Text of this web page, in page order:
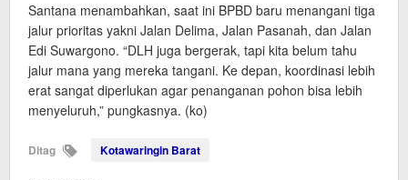
Santana menambahkan, saat ini BPBD baru menangani tiga
jalur prioritas yakni Jalan Delima, Jalan Pasanah, dan Jalan
Edi Suwargono. “DLH juga bergerak, tapi kita belum tahu
jalur mana yang mereka tangani. Ke depan, koordinasi lebih
erat sangat diperlukan agar penanganan pohon bisa lebih
menyeluruh,” pungkasnya. (ko)
Ditag Kotawaringin Barat